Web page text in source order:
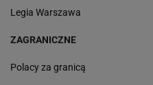
Legia Warszawa
ZAGRANICZNE
Polacy za granicą